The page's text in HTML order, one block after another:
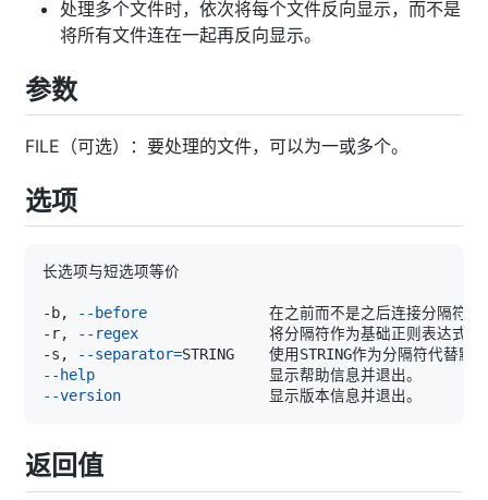
处理多个文件时，依次将每个文件反向显示，而不是
将所有文件连在一起再反向显示。
参数
FILE（可选）：要处理的文件，可以为一或多个。
选项
-b, --before
-r,
--regex
-s,
--separator=
--help
--version
返回值